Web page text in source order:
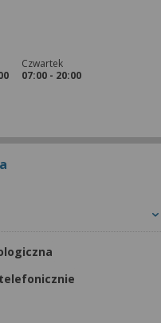
Czwartek
07:00 - 20:00